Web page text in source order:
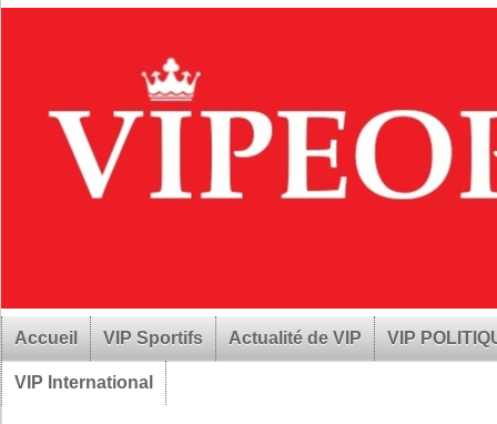
Accueil VIP Sportifs Actualité de VIP VIP
VIP International